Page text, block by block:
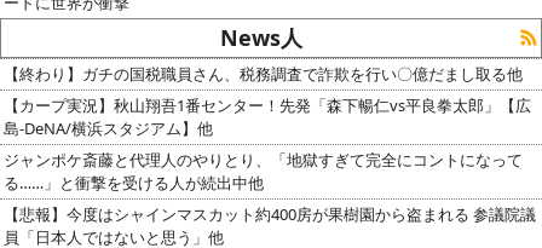
News人
【終わり】ガチの国税職員さん、税務調査で詐欺を行い〇億だまし取る他
【カープ実況】秋山翔吾1番センター！先発「森下暢仁vs平良拳太郎」【広
島-DeNA/横浜スタジアム】他
ジャンポケ斎藤と代理人のやりとり、「地獄すぎて完全にコントになって
る……」と衝撃を受ける人が続出中他
【悲報】今度はシャインマスカット約400房が果樹園から盗まれる 参議院議
員「日本人ではないと思う」他